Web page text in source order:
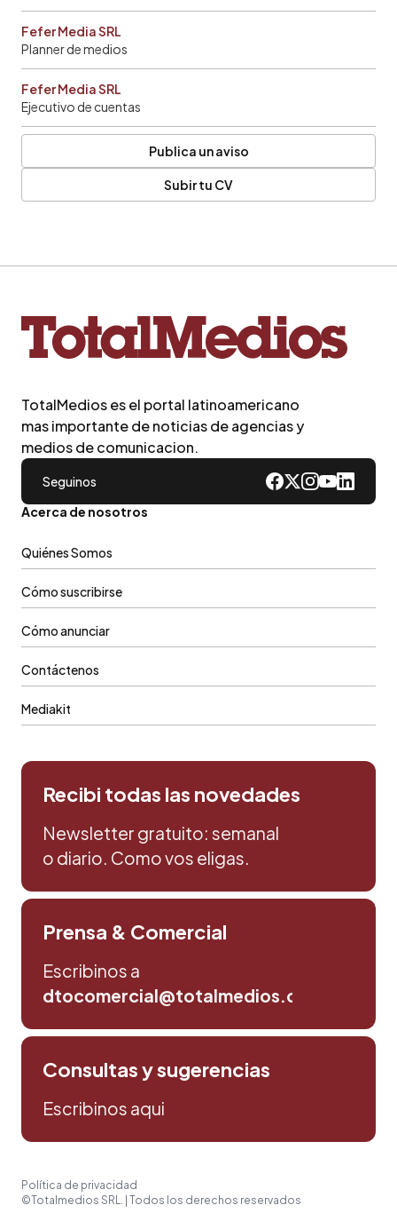
Fefer Media SRL
Planner de medios
Fefer Media SRL
Ejecutivo de cuentas
Publica un aviso
Subir tu CV
TotalMedios es el portal latinoamericano
mas importante de noticias de agencias y
medios de comunicacion.
Seguinos
Acerca de nosotros
Quiénes Somos
Cómo suscribirse
Cómo anunciar
Contáctenos
Mediakit
Recibi todas las novedades
Newsletter gratuito: semanal
o diario. Como vos eligas.
Prensa & Comercial
Escribinos a
dtocomercial@totalmedios.com
Consultas y sugerencias
Escribinos aqui
Política de privacidad
©Totalmedios SRL. | Todos los derechos reservados